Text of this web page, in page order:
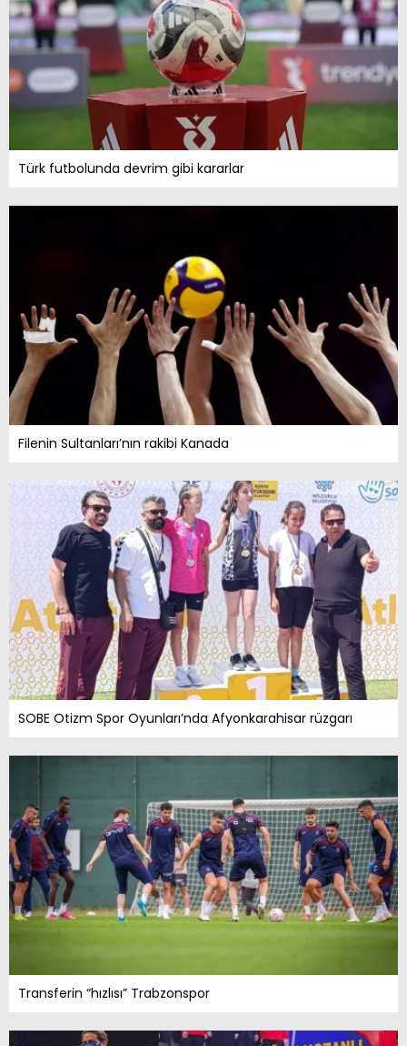
Türk futbolunda devrim gibi kararlar
Filenin Sultanları’nın rakibi Kanada
SOBE Otizm Spor Oyunları’nda Afyonkarahisar rüzgarı
Transferin “hızlısı” Trabzonspor